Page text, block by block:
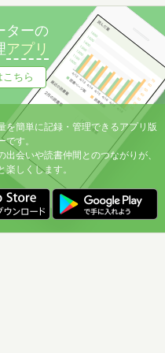
ターの
アプリ
ちら
を簡単に記録・管理できるアプリ版
です。
出会いや読書仲間とのつながりが、
楽しくします。